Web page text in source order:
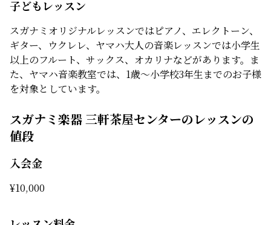
子どもレッスン
スガナミオリジナルレッスンではピアノ、エレクトーン、
ギター、ウクレレ、ヤマハ大人の音楽レッスンでは小学生
以上のフルート、サックス、オカリナなどがあります。ま
た、ヤマハ音楽教室では、1歳～小学校3年生までのお子様
を対象としています。
スガナミ楽器 三軒茶屋センターのレッスンの
値段
入会金
¥10,000